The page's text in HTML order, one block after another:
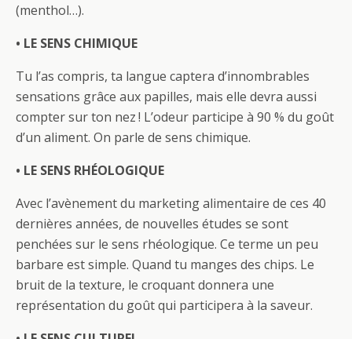
(menthol…).
• LE SENS CHIMIQUE
Tu l’as compris, ta langue captera d’innombrables
sensations grâce aux papilles, mais elle devra aussi
compter sur ton nez ! L’odeur participe à 90 % du goût
d’un aliment. On parle de sens chimique.
• LE SENS RHÉOLOGIQUE
Avec l’avènement du marketing alimentaire de ces 40
dernières années, de nouvelles études se sont
penchées sur le sens rhéologique. Ce terme un peu
barbare est simple. Quand tu manges des chips. Le
bruit de la texture, le croquant donnera une
représentation du goût qui participera à la saveur.